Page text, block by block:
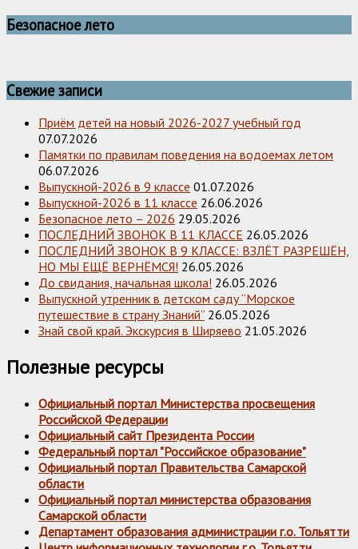
Безопасное лето
Свежие записи
Приём детей на новый 2026-2027 учебный год
07.07.2026
Памятки по правилам поведения на водоемах летом
06.07.2026
Выпускной-2026 в 9 классе 01.07.2026
Выпускной-2026 в 11 классе 26.06.2026
Безопасное лето – 2026 29.05.2026
ПОСЛЕДНИЙ ЗВОНОК В 11 КЛАССЕ 26.05.2026
ПОСЛЕДНИЙ ЗВОНОК В 9 КЛАССЕ: ВЗЛЁТ РАЗРЕШЁН,
НО МЫ ЕЩЁ ВЕРНЁМСЯ! 26.05.2026
До свидания, начальная школа! 26.05.2026
Выпускной утренник в детском саду “Морское
путешествие в страну Знаний” 26.05.2026
Знай свой край. Экскурсия в Ширяево 21.05.2026
Полезные ресурсы
Официальный портал Министерства просвещения
Российской Федерации
Официальный сайт Президента России
Федеральный портал "Российское образование"
Официальный портал Правительства Самарской
области
Официальный портал министерства образования
Самарской области
Департамент образования администрации г.о. Тольятти